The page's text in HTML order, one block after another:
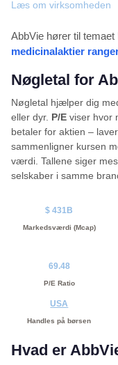
Læs om virksomheden
AbbVie hører til temaet
medicinalaktier
Nøgletal for
Nøgletal hjælper dig
eller dyr. P/E viser hvor
betaler for aktien –
sammenligner kursen
værdi. Tallene siger
selskaber i samme
$ 431B
Markedsværdi (Mcap)
69.48
P/E Ratio
USA
Handles på børsen
Hvad er